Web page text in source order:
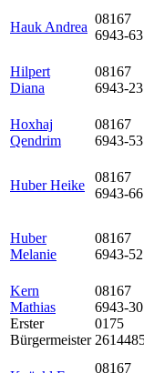
Hauk Andrea
08167
6943-63
Hilpert
Diana
08167
6943-23
Hoxhaj
Qendrim
08167
6943-53
Huber Heike
08167
6943-66
Huber
Melanie
08167
6943-52
Kern
Mathias
Erster
Bürgermeister
08167
6943-30
0175
08167